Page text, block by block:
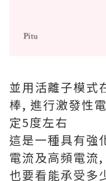
並用活離子模式
棒, 進行激發性
定5度左右
這是一種具有強
電流及高頻電流
也要看能承受多